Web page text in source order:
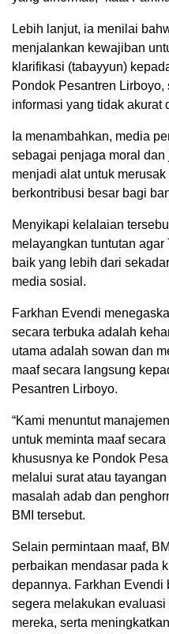
Lebih lanjut, ia menilai
menjalankan kewajiban
klarifikasi (tabayyun)
Pondok Pesantren
informasi yang tidak akurat
Ia menambahkan, media
sebagai penjaga moral
menjadi alat untuk
berkontribusi besar bagi
Menyikapi kelalaian
melayangkan tuntutan
baik yang lebih dari
media sosial.
Farkhan Evendi
secara terbuka adalah
utama adalah sowan dan
maaf secara langsung
Pesantren Lirboyo.
“Kami menuntut
untuk meminta maaf
khususnya ke Pondok
melalui surat atau
masalah adab dan
BMI tersebut.
Selain permintaan maaf,
perbaikan mendasar pada
depannya. Farkhan Evendi
segera melakukan evaluasi
mereka, serta